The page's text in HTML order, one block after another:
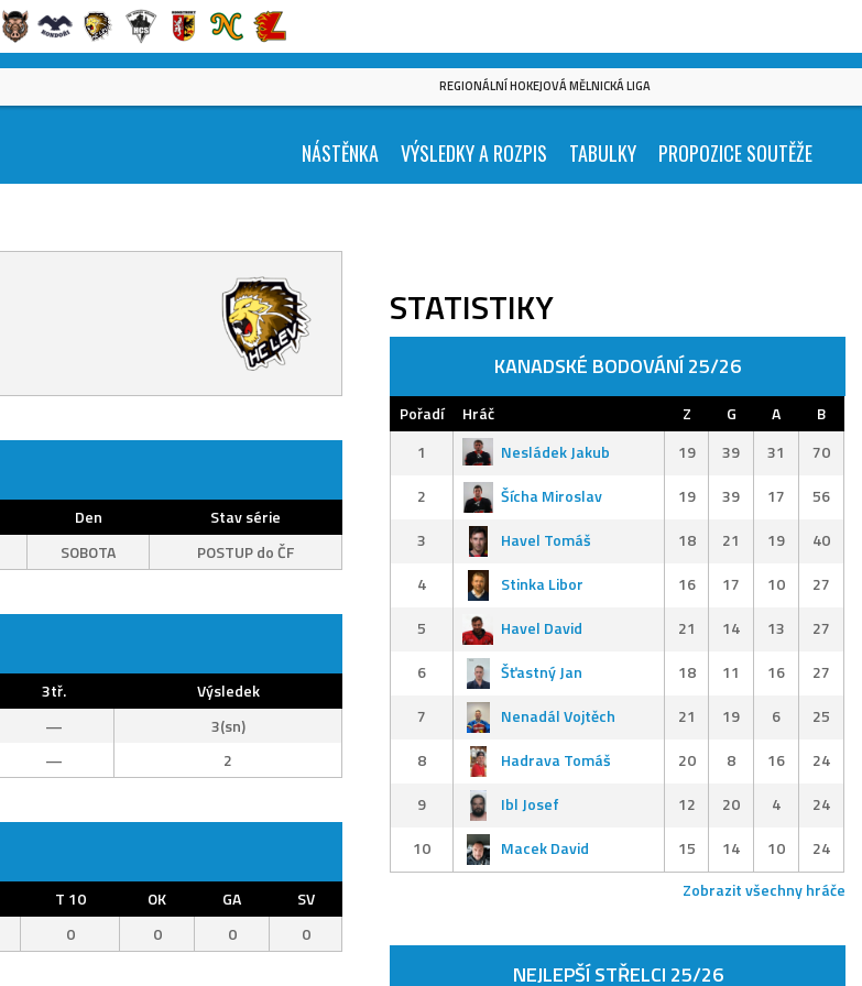
REGIONÁLNÍ HOKEJOVÁ MĚLNICKÁ LIGA
NÁSTĚNKA VÝSLEDKY A ROZPIS TABULKY PROPOZICE SOUTĚŽE
Den
Stav série
SOBOTA POSTUP do ČF
3tř.
Výsledek
—
3(sn)
— 2
T 10 OK GA
SV
0 0 0 0
STATISTIKY
KANADSKÉ BODOVÁNÍ 25/26
Pořadí Hráč Z G A
B
1
Nesládek Jakub 19 39 31
70
2
Šícha Miroslav 19 39 17
56
3
Havel Tomáš 18 21 19
40
4
Stinka Libor 16 17 10
27
5
Havel David 21 14 13
27
6
Šťastný Jan 18 11 16
27
7
Nenadál Vojtěch 21 19 6
25
8
Hadrava Tomáš 20 8 16
24
9
Ibl Josef 12 20 4
24
10
Macek David 15 14 10
24
Zobrazit všechny hráče
NEJLEPŠÍ STŘELCI 25/26